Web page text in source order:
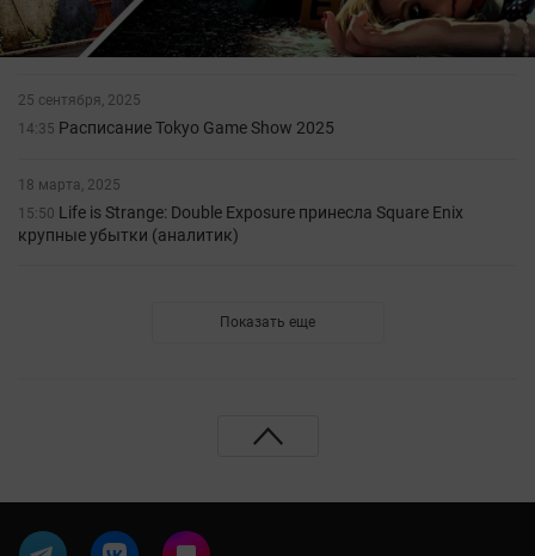
25 сентября, 2025
14:35 Расписание Tokyo Game Show 2025
18 марта, 2025
15:50 Life is Strange: Double Exposure принесла Square Enix
крупные убытки (аналитик)
Показать еще